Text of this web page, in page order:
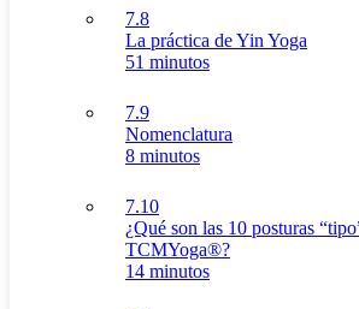
7.8
La práctica de Yin Yoga
51 minutos
7.9
Nomenclatura
8 minutos
7.10
¿Qué son las 10 posturas
TCMYoga®?
14 minutos